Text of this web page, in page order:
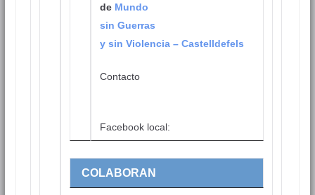
de Mundo
sin Guerras
y sin Violencia – Castelldefels
Contacto
Facebook local:
COLABORAN